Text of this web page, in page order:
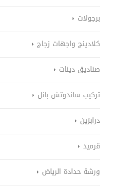
برجولات
كلادينج واجهات زجاج
صناديق دينات
تركيب ساندوتش بانل
درابزين
قرميد
ورشة حدادة الرياض